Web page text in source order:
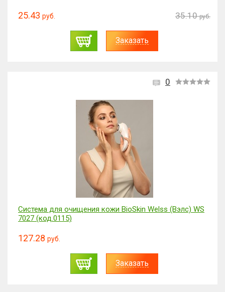
25.43 руб. 35.10 руб.
Заказать
0
Система для очищения кожи BioSkin Welss (Вэлс) WS
7027 (код.0115)
127.28 руб.
Заказать